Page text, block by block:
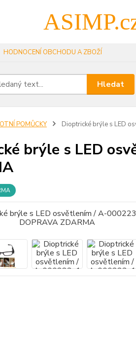
HODNOCENÍ OBCHODU A ZBOŽÍ
Hledat
POMŮCKY Dioptrické brýle s LED
brýle s LED